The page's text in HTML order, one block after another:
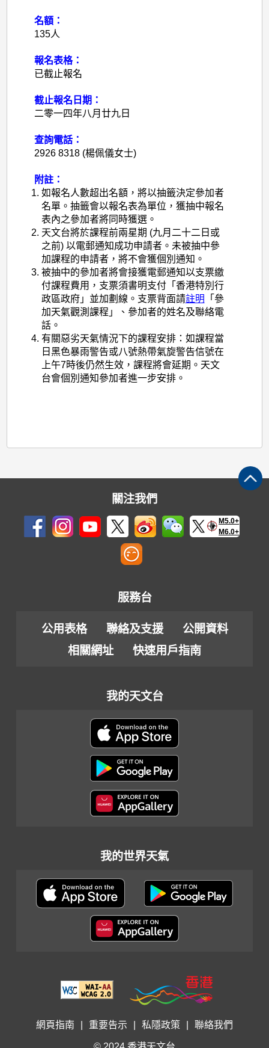
名額：
135人
報名表格：
已截止報名
截止報名日期：
二零一四年八月廿九日
查詢電話：
2926 8318 (楊佩儀女士)
附註：
如報名人數超出名額，將以抽籤決定參加者
名單。抽籤會以報名表為單位，獲抽中報名
表內之參加者將同時獲選。
天文台將於課程前兩星期 (九月二十二日或
之前) 以電郵通知成功申請者。未被抽中參
加課程的申請者，將不會獲個別通知。
被抽中的參加者將會接獲電郵通知以支票繳
付課程費用，支票須書明支付「香港特別行
政區政府」並加劃線。支票背面請註明 「參
加天氣觀測課程」、參加者的姓名及聯絡電
話。
有關惡劣天氣情況下的課程安排：如課程當
日黑色暴雨警告或八號熱帶氣旋警告信號在
上午7時後仍然生效，課程將會延期。天文
台會個別通知參加者進一步安排。
關注我們
M5.0+
M6.0+
服務台
公用表格 聯絡及支援
公開資料
相關網址
快速用戶指南
我的天文台
我的世界天氣
網頁指南 重要告示 私隱政策 聯絡我們